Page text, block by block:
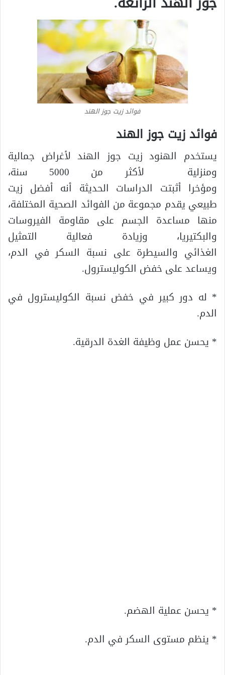
فوائد زيت جوز الهند
فوائد زيت جوز الهند
يستخدم الهنود زيت جوز الهند لأغراض جمالية
ومنزلية لأكثر من 5000 سنة،
ومؤخرا أثبتت الدراسات الحديثة أنه أفضل زيت
طبيعي يقدم مجموعة من الفوائد الصحية المختلفة،
منها مساعدة الجسم على مقاومة الفيروسات
والبكتيريا، وزيادة فعالية التمثيل
الغذائي والسيطرة على نسبة السكر في الدم،
ويساعد على خفض الكوليسترول.
* له دور كبير في خفض نسبة الكوليسترول في
الدم.
* يحسن عمل وظيفة الغدة الدرقية.
* يحسن عملية الهضم.
* ينظم مستوى السكر في الدم.